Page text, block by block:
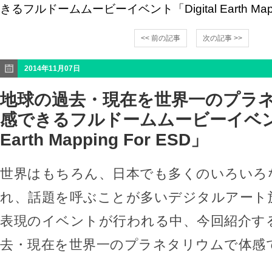
きるフルドームムービーイベント「Digital Earth
<< 前の記事 次の記事 >>
2014年11月07日
地球の過去・現在を世界一のプラ
感できるフルドームムービーイベ
Earth Mapping For ESD」
世界はもちろん、日本でも多くのいろいろ
れ、話題を呼ぶことが多いデジタルアー
表現のイベントが行われる中、今回紹介す
去・現在を世界一のプラネタリウムで体